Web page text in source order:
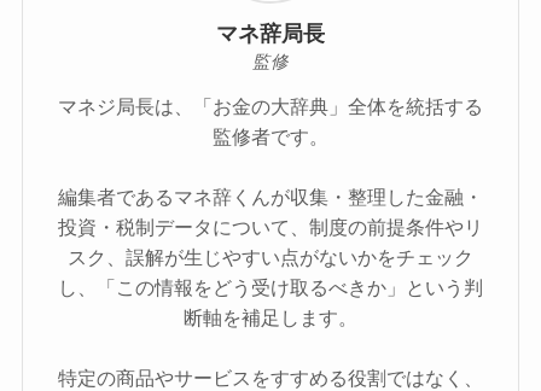
マネ辞局長
監修
マネジ局長は、「お金の大辞典」全体を統括する
監修者です。
編集者であるマネ辞くんが収集・整理した金融・
投資・税制データについて、制度の前提条件やリ
スク、誤解が生じやすい点がないかをチェック
し、「この情報をどう受け取るべきか」という判
断軸を補足します。
特定の商品やサービスをすすめる役割ではなく、